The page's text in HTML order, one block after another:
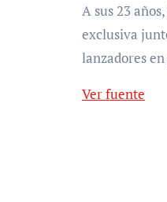
A sus 23
exclusiva
lanzadores
Ver fuente